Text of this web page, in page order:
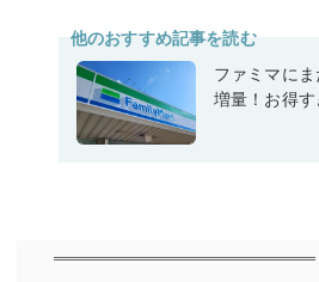
他のおすすめ記事を読む
ファミマに
増量！お得